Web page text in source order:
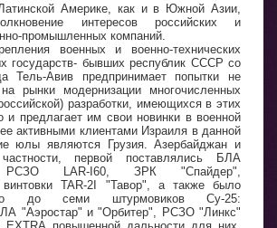
Америке, как и в Южной Азии,
интересов российских и
промышленных компаний.
военных и военно-технических
государств- бывших республик СССР со
Тель-Авив предпринимает попытки не
рынки модернизации многочисленных
разработки, имеющихся в этих
и предлагает им свои новинки в военной
активными клиентами Израиля в данной
юлы являются Грузия. Азербайджан и
первой поставлялись БЛА
РСЗО LAR-I60, ЗРК "Спайдер",
винтовки TAR-2I "Тавор", а также было
до семи штурмовиков Су-25:
"Аэростар" и "Орбитер", РСЗО "Линкс"